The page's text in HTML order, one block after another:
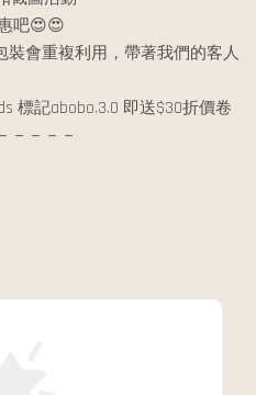
吧😍😍
會重複利用，帶著我們的客人
標記abobo.3.0 即送$30折價卷
－－－－